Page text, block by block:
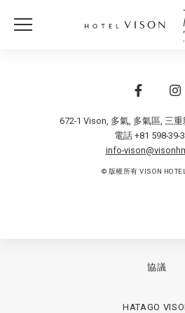
672-1 Vison, 多氣, 多氣區, 三重
電話 +81 598-39-
info-
© 版權所有 VISON
協議
HATAGO